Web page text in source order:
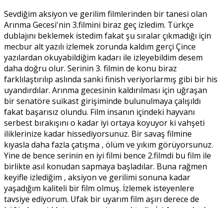
Sevdiğim aksiyon ve gerilim filmlerinden bir tanesi olan
Arınma Gecesi'nin 3.filmini biraz geç izledim. Türkçe
dublajını beklemek istedim fakat şu sıralar çıkmadığı için
mecbur alt yazılı izlemek zorunda kaldım gerçi Çince
yazılardan okuyabildiğim kadarı ile izleyebildim desem
daha doğru olur. Serinin 3. filmin de konu biraz
farklılaştırılıp aslında sanki finish veriyorlarmış gibi bir his
uyandırdılar. Arınma gecesinin kaldırılması için uğraşan
bir senatöre suikast girişiminde bulunulmaya çalışıldı
fakat başarısız olundu. Film insanın içindeki hayvanı
serbest bırakışını o kadar iyi ortaya koyuyor ki vahşeti
iliklerinize kadar hissediyorsunuz. Bir savaş filmine
kıyasla daha fazla çatışma , ölüm ve yıkım görüyorsunuz.
Yine de bence serinin en iyi filmi bence 2.filmdi bu film ile
birlikte asıl konudan sapmaya başladılar. Buna rağmen
keyifle izlediğim , aksiyon ve gerilimi sonuna kadar
yaşadığım kaliteli bir film olmuş. İzlemek isteyenlere
tavsiye ediyorum. Ufak bir uyarım film aşırı derece de